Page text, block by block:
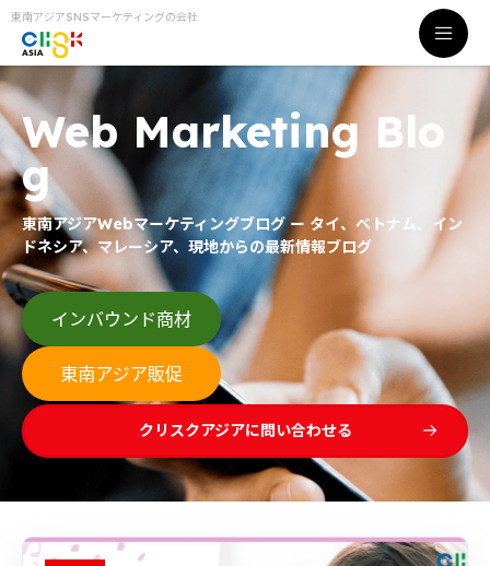
東南アジアSNSマーケティングの会社
Web Marketing Blo
g
東南アジアWebマーケティングブログ ー タイ、ベトナム、イン
ドネシア、マレーシア、現地からの最新情報ブログ
クリスクアジアに問い合わせる